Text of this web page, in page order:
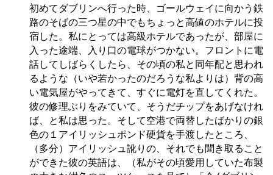
初めてダブリンへ行った時、ゴールウェイに向かう鉄
路のそばの三つ星の中でもちょっと高値のホテルに投
宿した。私にとっては高級ホテルであったが、部屋に
入った途端、入り口の電球がつかない。フロントに電
話してしばらくしたら、その頃の私と同年配と思われ
るような（いや若かったのだろうな私よりは）背の高
い電気屋がやってきて、すぐに電灯を直してくれた。
彼の修理ぶりをみていて、そうだチップをあげなけれ
ば、と私は思った。そして空港で両替したばかりの銀
色の１アイリッシュポンド硬貨を手渡したところ、
（多分）アイリッシュ訛りの、それでも聞き取ること
ができた彼の英語は、（私がその頃愛用していた布製